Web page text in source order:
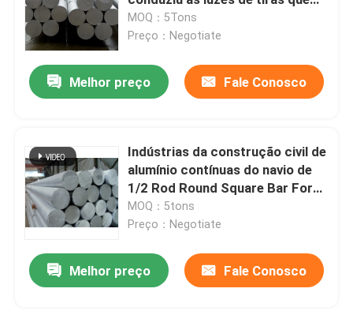
Rolo de Folha de Alumínio
Barra de ângulo de alumínio
moldam o círculo
MOQ：5Tons
Preço：Negotiate
Melhor preço Fale Conosco
Indústrias da construção civil de
alumínio contínuas do navio de
1/2 Rod Round Square Bar For
5052 5086
MOQ：5tons
Preço：Negotiate
Melhor preço Fale Conosco